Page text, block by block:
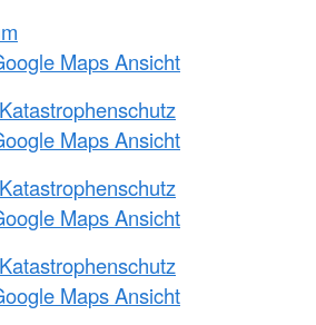
Maps Ansicht
Maps Ansicht
Maps Ansicht
Maps Ansicht